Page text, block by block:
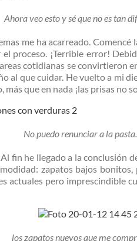
Ahora veo esto y sé que no es tan
me ha acarreado.
proceso. ¡Terrible error!
cotidianas se convirtieron
al que cuidar. He vuelto a mi
que en nada ¡las prisas no
No puedo renunciar a la
fin he llegado a la conclusión
zapatos bajos
actuales pero imprescindible
los zapatos nuevos que me